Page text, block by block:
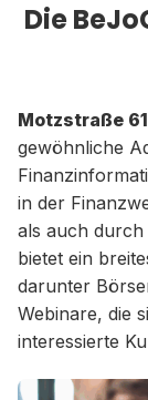
Die
Motzstraße 61
gewöhnliche
in der
als auch durch
bietet ein
darunter
Webinare, die
interessierte